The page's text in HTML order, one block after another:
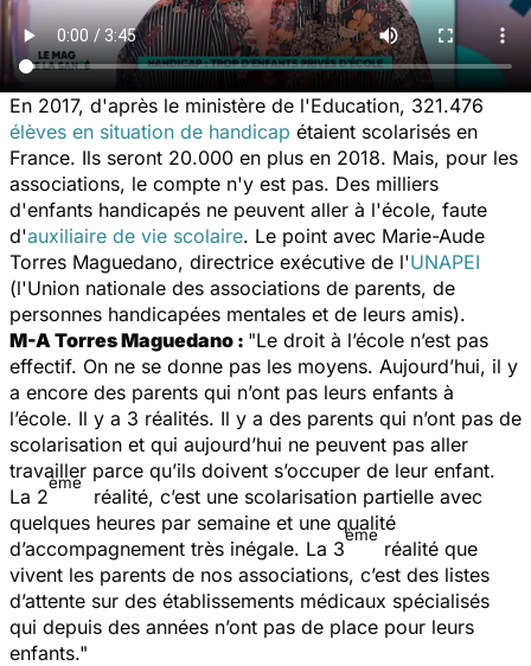
En 2017, d'après le ministère de l'Education, 321.476
élèves en situation de handicap étaient scolarisés en
France. Ils seront 20.000 en plus en 2018. Mais, pour les
associations, le compte n'y est pas. Des milliers
d'enfants handicapés ne peuvent aller à l'école, faute
d'auxiliaire de vie scolaire. Le point avec Marie-Aude
Torres Maguedano, directrice exécutive de l'UNAPEI
(l'Union nationale des associations de parents, de
personnes handicapées mentales et de leurs amis).
M-A Torres Maguedano : "Le droit à l’école n’est pas
effectif. On ne se donne pas les moyens. Aujourd’hui, il y
a encore des parents qui n’ont pas leurs enfants à
l’école. Il y a 3 réalités. Il y a des parents qui n’ont pas de
scolarisation et qui aujourd’hui ne peuvent pas aller
travailler parce qu’ils doivent s’occuper de leur enfant.
La 2
ème
réalité, c’est une scolarisation partielle avec
quelques heures par semaine et une qualité
d’accompagnement très inégale. La 3
ème
réalité que
vivent les parents de nos associations, c’est des listes
d’attente sur des établissements médicaux spécialisés
qui depuis des années n’ont pas de place pour leurs
enfants."